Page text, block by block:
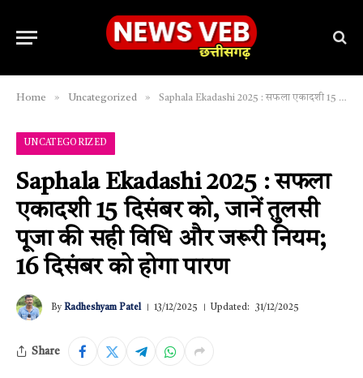
Home » Uncategorized » Saphala Ekadashi 2025 : सफला एकादशी 15 दिसंबर को, जानें तुलसी पूजा की सही विधि और जरूरी नियम; 16 दिसंबर को होगा पारण
UNCATEGORIZED
Saphala Ekadashi 2025 : सफला
एकादशी 15 दिसंबर को, जानें तुलसी
पूजा की सही विधि और जरूरी नियम;
16 दिसंबर को होगा पारण
By Radheshyam Patel 13/12/2025 Updated: 31/12/2025
Share